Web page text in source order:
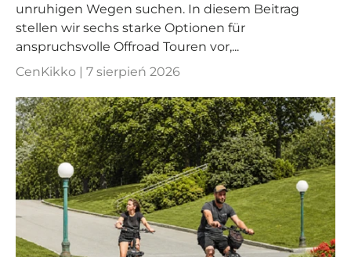
unruhigen Wegen suchen. In diesem Beitrag
stellen wir sechs starke Optionen für
anspruchsvolle Offroad Touren vor,...
CenKikko | 7 sierpień 2026